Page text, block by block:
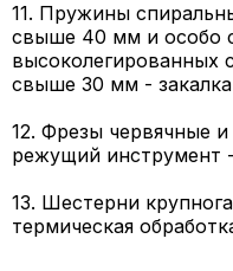
11. Пружины
свыше 40 мм и особо
высоколегированных
свыше 30 мм - закалка
12. Фрезы червячные
режущий инструмент
13. Шестерни
термическая